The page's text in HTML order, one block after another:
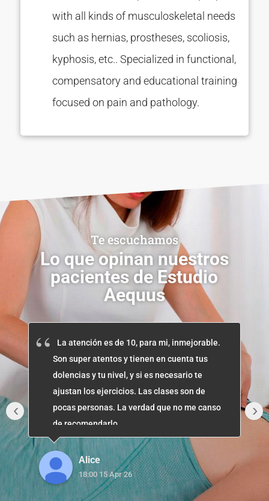
with all kinds of musculoskeletal needs
such as hernias, prostheses, scoliosis,
kyphosis, etc.. Specialized in functional,
compensatory and educational training
focused on pain and pathology.
Te escuchamos
Lo que opinan nuestros
pacientes de Estudio
Aequus
La atención es de 10, para mi, inmejorable.
Son super atentos y tienen en cuenta tus
dolencias y tu nivel, y si es necesario te
ajustan los ejercicios. Las clases son de
pocas personas. La verdad que no me canso
de recomendarlo
Alice
18:00 15 Apr 26
‹ ›